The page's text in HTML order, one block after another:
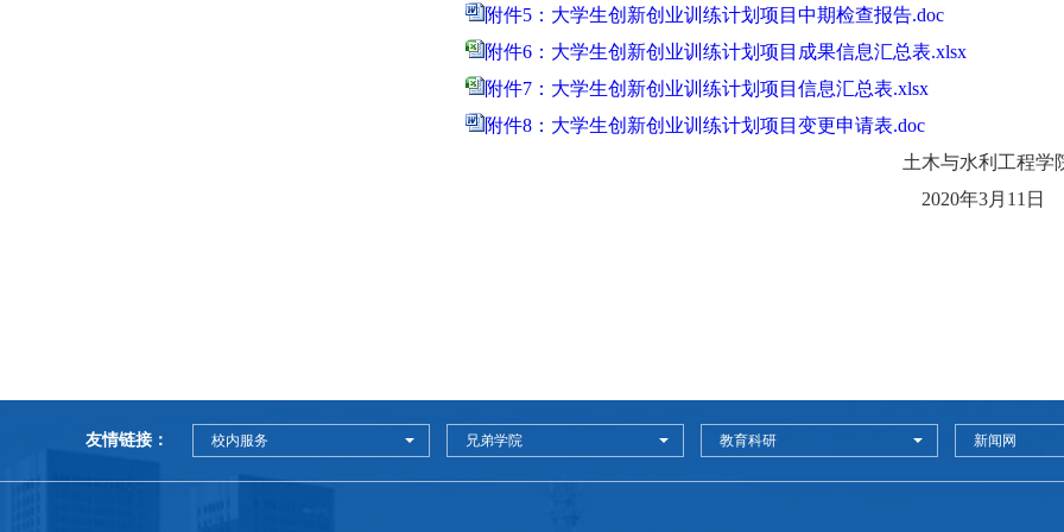
附件5：大学生创新创业训练计划项目中期检查报告.doc
附件6：大学生创新创业训练计划项目成果信息汇总表.xlsx
附件7：大学生创新创业训练计划项目信息汇总表.xlsx
附件8：大学生创新创业训练计划项目变更申请表.doc
土木与水利工程学
2020年3月 11 日
友情链接： 校内服务 兄弟学院 教育科研 新闻网